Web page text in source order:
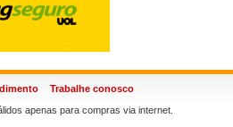
Trabalhe conosco
apenas para compras via internet.